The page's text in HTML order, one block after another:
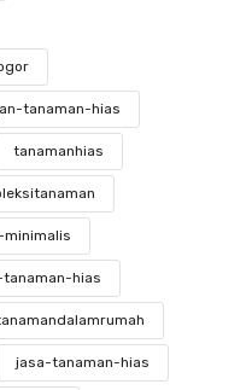
tanaman-hias
tanamanhias
hias
jasa-tanaman-hias